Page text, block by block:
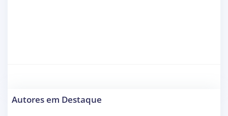
Autores em Destaque